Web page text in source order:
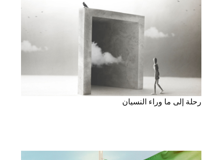
رحلة إلى ما وراء النسيان